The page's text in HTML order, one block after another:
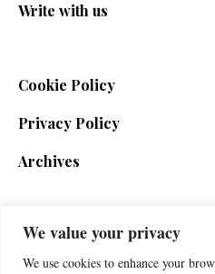
We value your privacy
We use cookies to enhance your
Write with us
Cookie Policy
Privacy Policy
Archives
SIGN UP FOR THE NEWSLETTER